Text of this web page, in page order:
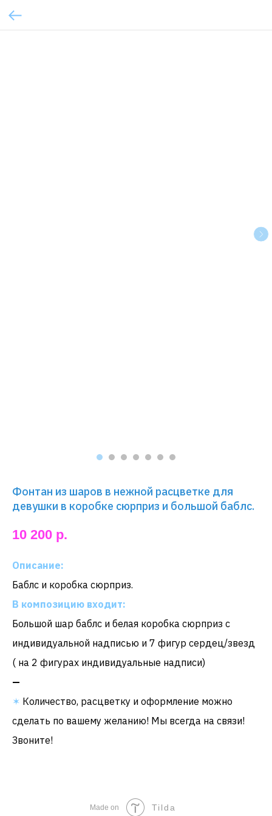
Фонтан из шаров в нежной расцветке для
девушки в коробке сюрприз и большой баблс.
10 200 р.
Описание:
Баблс и коробка сюрприз.
В композицию входит:
Большой шар баблс и белая коробка сюрприз с
индивидуальной надписью и 7 фигур сердец/звезд
( на 2 фигурах индивидуальные надписи)
—
✶ Количество, расцветку и оформление можно
сделать по вашему желанию! Мы всегда на связи!
Звоните!
Made on Tilda